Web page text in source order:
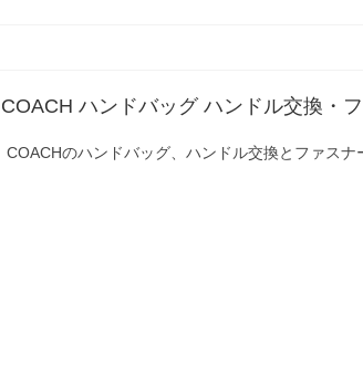
COACH ハンドバッグ ハンドル交換・
COACHのハンドバッグ、ハンドル交換とファス